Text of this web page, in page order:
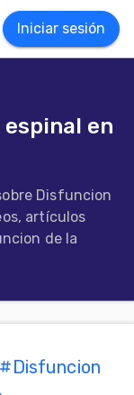
Iniciar sesión
en
Disfuncion
artículos
de la
#Disfuncion